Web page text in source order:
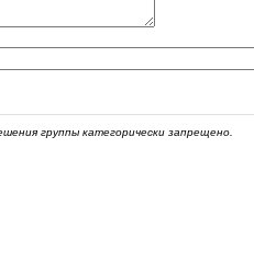
группы категорически запрещено.